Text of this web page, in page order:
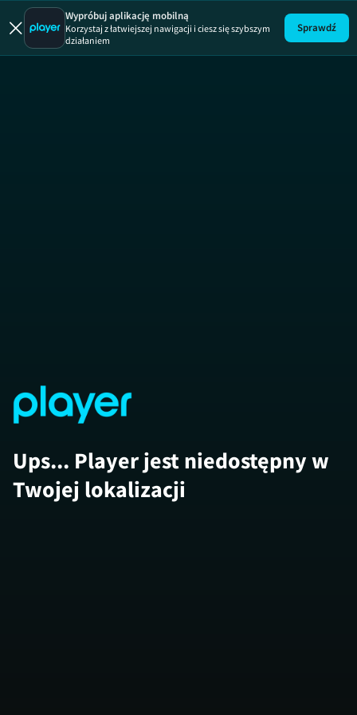
Wypróbuj aplikację mobilną
Korzystaj z łatwiejszej nawigacji i ciesz się szybszym
działaniem
Sprawdź
Ups... Player jest niedostępny w
Twojej lokalizacji